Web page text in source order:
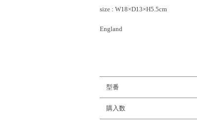
size : W18×D13×H5.5cm
England
型番
購入数